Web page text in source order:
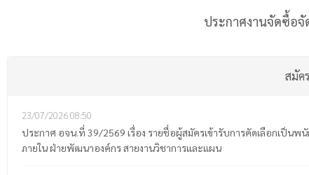
ประกาศงานจัดซื้อจั
สมัค
23/07/202608:50
ประกาศ อจน.ที่ 39/2569 เรื่อง รายชื่อผู้สมัครเข้ารับการคัดเลือกเป็น
ภายใน ฝ่ายพัฒนาองค์กร สายงานวิชาการและแผน